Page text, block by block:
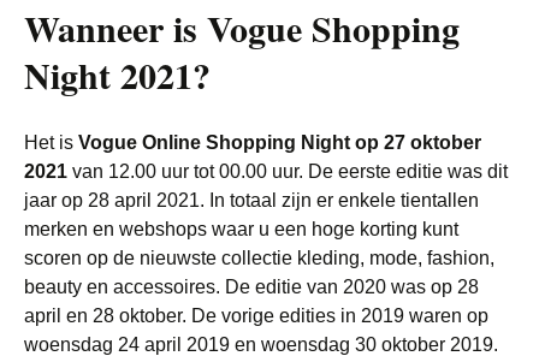
Wanneer is Vogue Shopping
Night 2021?
Het is Vogue Online Shopping Night op 27 oktober
2021 van 12.00 uur tot 00.00 uur. De eerste editie was dit
jaar op 28 april 2021. In totaal zijn er enkele tientallen
merken en webshops waar u een hoge korting kunt
scoren op de nieuwste collectie kleding, mode, fashion,
beauty en accessoires. De editie van 2020 was op 28
april en 28 oktober. De vorige edities in 2019 waren op
woensdag 24 april 2019 en woensdag 30 oktober 2019.